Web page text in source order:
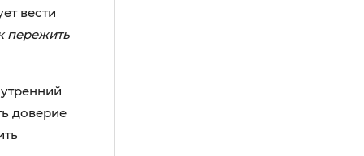
вести
пережить
доверие